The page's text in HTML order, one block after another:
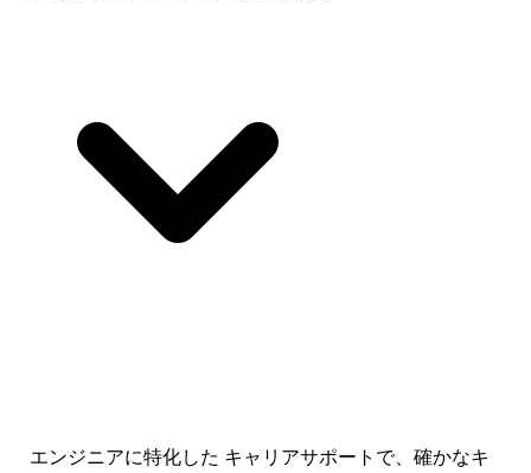
エンジニアに特化した キャリアサポートで、 確かなキ